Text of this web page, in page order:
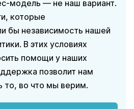
модель — не наш вариант.
которые
бы независимость нашей
В этих условиях
помощи у наших
позволит нам
то, во что мы верим.